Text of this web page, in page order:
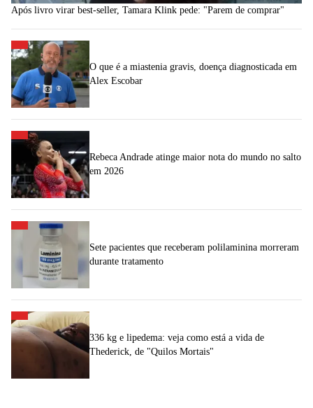
Após livro virar best-seller, Tamara Klink pede: "Parem de comprar"
O que é a miastenia gravis, doença diagnosticada em
Alex Escobar
Rebeca Andrade atinge maior nota do mundo no salto
em 2026
Sete pacientes que receberam polilaminina morreram
durante tratamento
336 kg e lipedema: veja como está a vida de
Thederick, de "Quilos Mortais"